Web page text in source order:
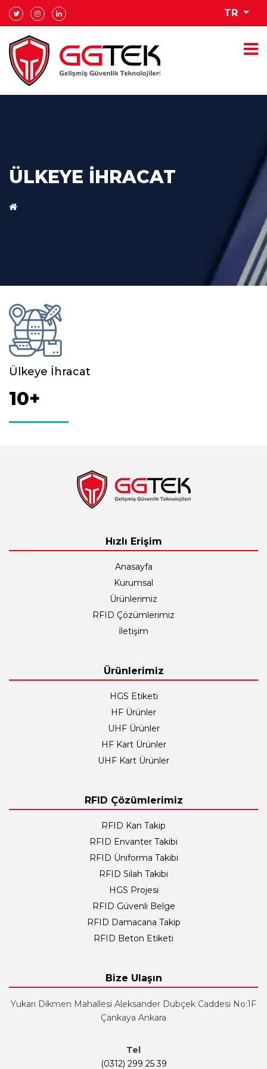
TR
ÜLKEYE İHRACAT
Ülkeye İhracat
10+
Hızlı Erişim
Anasayfa
Kurumsal
Ürünlerimiz
RFID Çözümlerimiz
İletişim
Ürünlerimiz
HGS Etiketi
HF Ürünler
UHF Ürünler
HF Kart Ürünler
UHF Kart Ürünler
RFID Çözümlerimiz
RFID Kan Takip
RFID Envanter Takibi
RFID Üniforma Takibi
RFID Silah Takibi
HGS Projesi
RFID Güvenli Belge
RFID Damacana Takip
RFID Beton Etiketi
Bize Ulaşın
Yukarı Dikmen Mahallesi Aleksander Dubçek Caddesi No:1F
Çankaya Ankara
Tel
(0312) 299 25 39